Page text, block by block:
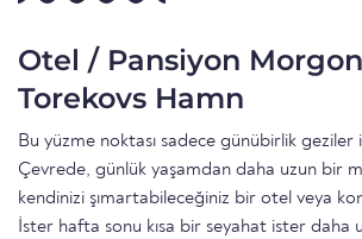
Otel / Pansiyon
Torekovs Hamn
Bu yüzme noktası sadece günübirlik geziler
Çevrede, günlük yaşamdan daha uzun bir
kendinizi şımartabileceğiniz bir otel veya
İster hafta sonu kısa bir seyahat ister daha